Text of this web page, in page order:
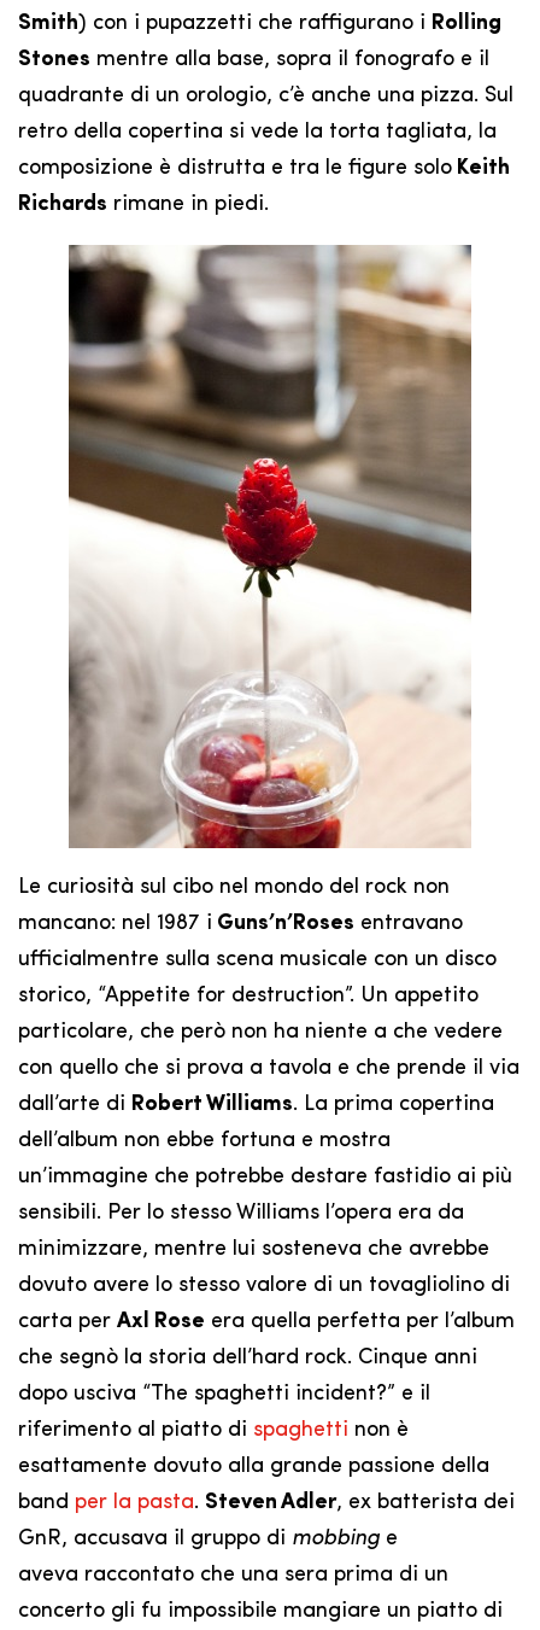
Smith) con i pupazzetti che raffigurano i Rolling
Stones mentre alla base, sopra il fonografo e il
quadrante di un orologio, c’è anche una pizza. Sul
retro della copertina si vede la torta tagliata, la
composizione è distrutta e tra le figure solo Keith
Richards rimane in piedi.
Le curiosità sul cibo nel mondo del rock non
mancano: nel 1987 i Guns’n’Roses entravano
ufficialmentre sulla scena musicale con un disco
storico, “Appetite for destruction”. Un appetito
particolare, che però non ha niente a che vedere
con quello che si prova a tavola e che prende il via
dall’arte di Robert Williams. La prima copertina
dell’album non ebbe fortuna e mostra
un’immagine che potrebbe destare fastidio ai più
sensibili. Per lo stesso Williams l’opera era da
minimizzare, mentre lui sosteneva che avrebbe
dovuto avere lo stesso valore di un tovagliolino di
carta per Axl Rose era quella perfetta per l’album
che segnò la storia dell’hard rock. Cinque anni
dopo usciva “The spaghetti incident?” e il
riferimento al piatto di spaghetti non è
esattamente dovuto alla grande passione della
band per la pasta. Steven Adler, ex batterista dei
GnR, accusava il gruppo di mobbing e
aveva raccontato che una sera prima di un
concerto gli fu impossibile mangiare un piatto di